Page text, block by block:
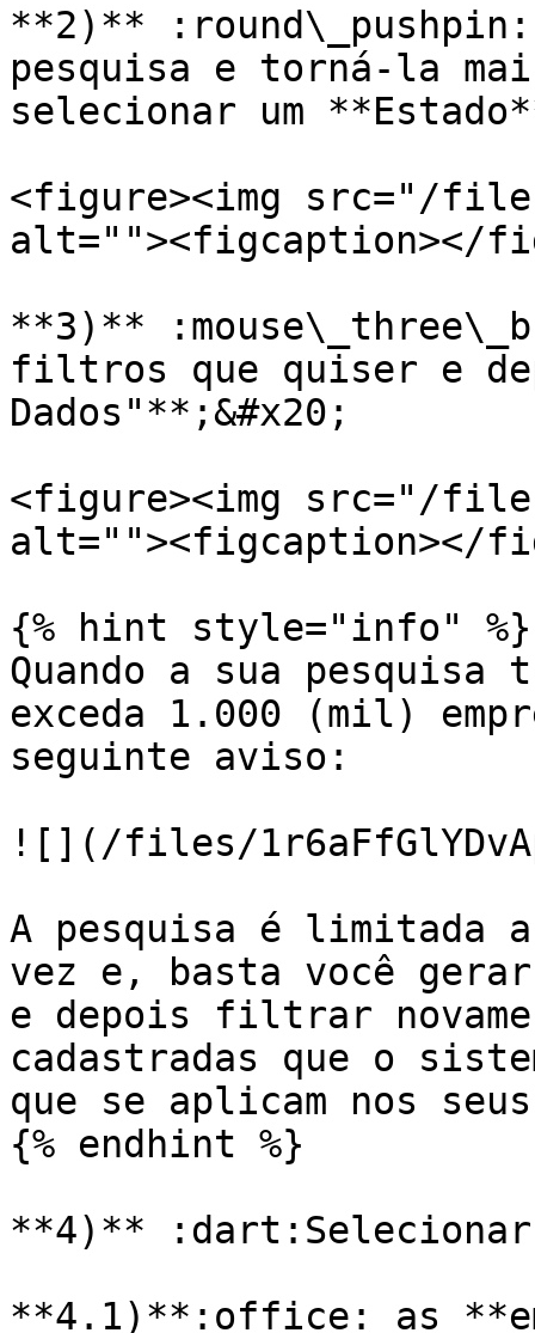
**2)**
pesquisa e torná-la
selecionar um
<figure><img src="/
alt=""><figcaption></
**3)**
filtros que quiser e
Dados"**;&#x20;
<figure><img src="/
alt=""><figcaption></
{% hint style="info" %}
Quando a sua pesquisa
exceda 1.000 (mil)
seguinte aviso:
![](/files/
A pesquisa é limitada
vez e, basta você
e depois filtrar
cadastradas que o
que se aplicam nos
{% endhint %}
**4)**
**4.1)**:office: as